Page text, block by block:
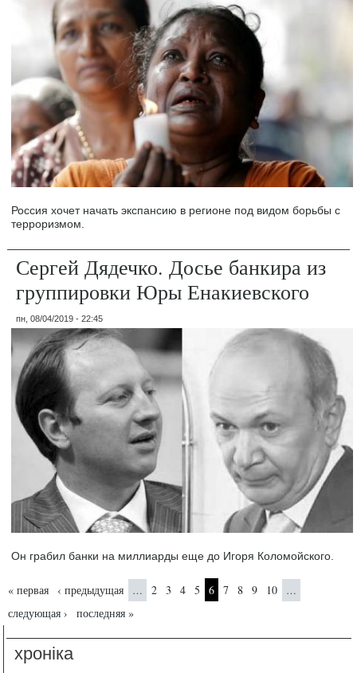
Россия хочет начать экспансию в регионе под видом борьбы с
терроризмом.
Сергей Дядечко. Досье банкира из
группировки Юры Енакиевского
пн, 08/04/2019 - 22:45
Он грабил банки на миллиарды еще до Игоря Коломойского.
Страницы
« первая ‹ предыдущая … 2 3 4 5 6 7 8 9 10 …
следующая › последняя »
хроніка